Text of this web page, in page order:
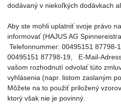
dodávaný v niekoľkých dodávkach
Aby ste mohli uplatniť svoje právo
informovať (HAJUS AG
Telefonnummer: 00495151
00495151 87798-19, E-Mail-
vašom rozhodnutí odvolať túto
vyhlásenia (napr. listom zaslaným
Môžete na to použiť priložený
ktorý však nie je povinný.